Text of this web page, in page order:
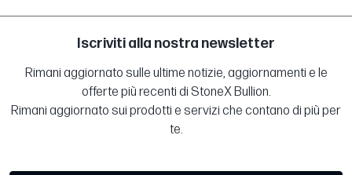
Iscriviti alla nostra newsletter
Rimani aggiornato sulle ultime notizie, aggiornamenti e le
offerte più recenti di StoneX Bullion.
Rimani aggiornato sui prodotti e servizi che contano di più per
te.